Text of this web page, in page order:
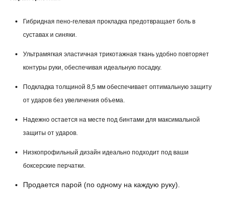
Гибридная пено-гелевая прокладка предотвращает боль в
суставах и синяки.
Ультрамягкая эластичная трикотажная ткань удобно повторяет
контуры руки, обеспечивая идеальную посадку.
Подкладка толщиной 8,5 мм обеспечивает оптимальную защиту
от ударов без увеличения объема.
Надежно остается на месте под бинтами для максимальной
защиты от ударов.
Низкопрофильный дизайн идеально подходит под ваши
боксерские перчатки.
Продается парой (по одному на каждую руку).